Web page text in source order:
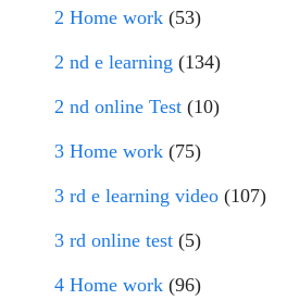
2 Home work (53)
2 nd e learning (134)
2 nd online Test (10)
3 Home work (75)
3 rd e learning video (107)
3 rd online test (5)
4 Home work (96)